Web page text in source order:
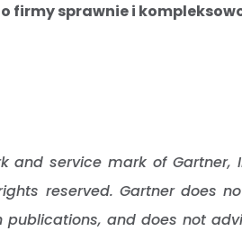
firmy sprawnie i
and service mark of
reserved. Gartner does
and does not